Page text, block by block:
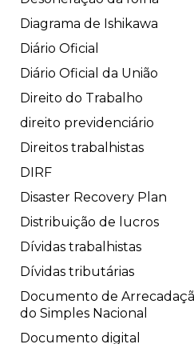
Diagrama de Ishikawa
Diário Oficial
Diário Oficial da União
Direito do Trabalho
direito previdenciário
Direitos trabalhistas
DIRF
Disaster Recovery Plan
Distribuição de lucros
Dívidas trabalhistas
Dívidas tributárias
Documento de
do Simples Nacional
Documento digital